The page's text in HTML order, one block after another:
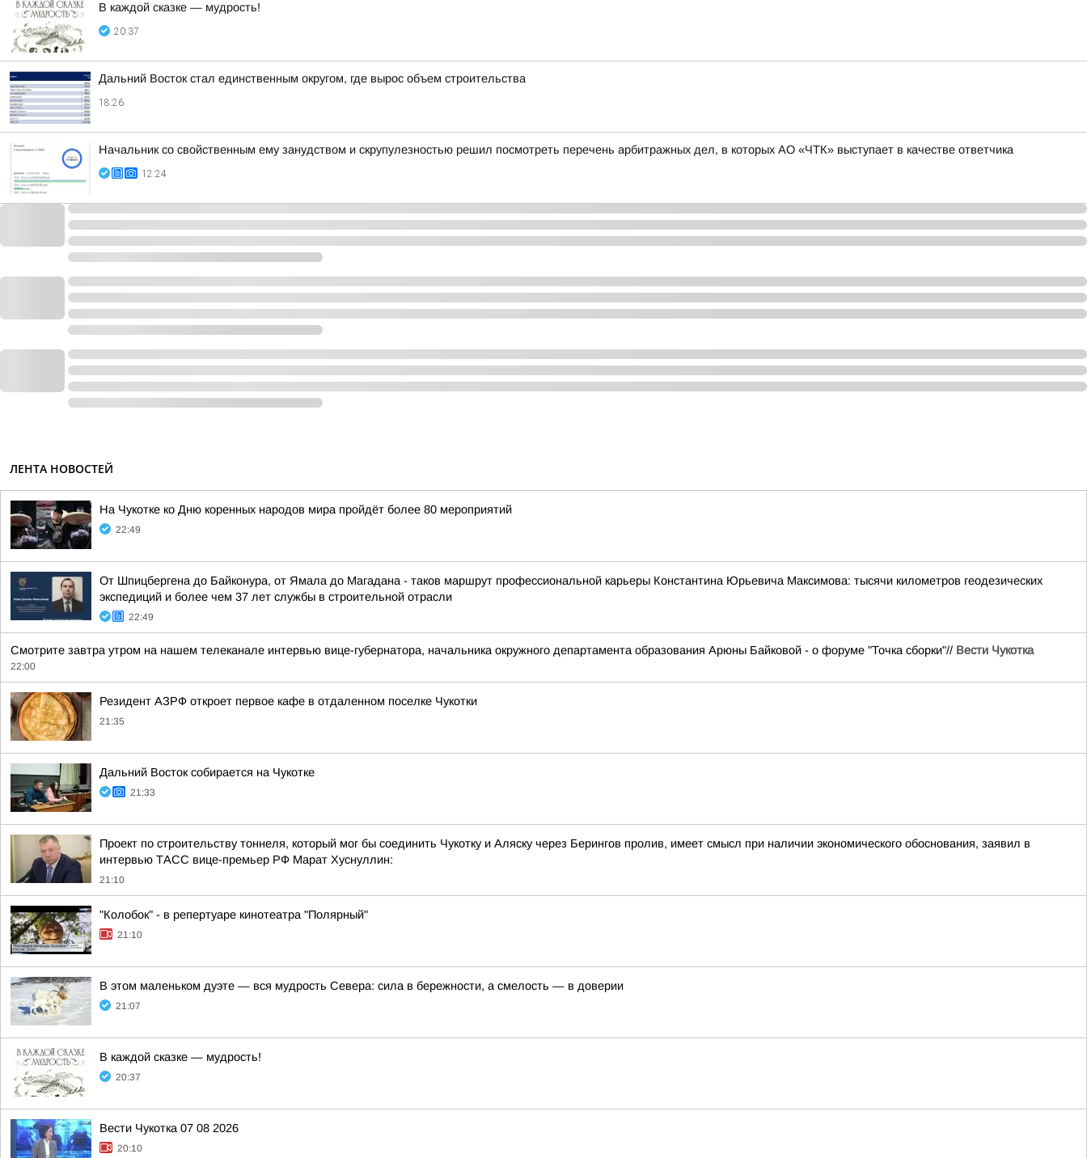
В каждой сказке — мудрость!
20:37
Дальний Восток стал единственным округом, где вырос объем строительства
18:26
Начальник со свойственным ему занудством и скрупулезностью решил посмотреть перечень арбитражных дел, в которых АО «ЧТК» выступает в качестве ответчика
12:24
ЛЕНТА НОВОСТЕЙ
На Чукотке ко Дню коренных народов мира пройдёт более 80 мероприятий
22:49
От Шпицбергена до Байконура, от Ямала до Магадана - таков маршрут профессиональной карьеры Константина Юрьевича Максимова: тысячи километров геодезических
экспедиций и более чем 37 лет службы в строительной отрасли
22:49
Смотрите завтра утром на нашем телеканале интервью вице-губернатора, начальника окружного департамента образования Арюны Байковой - о форуме "Точка сборки"// Вести Чукотка
22:00
Резидент АЗРФ откроет первое кафе в отдаленном поселке Чукотки
21:35
Дальний Восток собирается на Чукотке
21:33
Проект по строительству тоннеля, который мог бы соединить Чукотку и Аляску через Берингов пролив, имеет смысл при наличии экономического обоснования, заявил в
интервью ТАСС вице-премьер РФ Марат Хуснуллин:
21:10
"Колобок" - в репертуаре кинотеатра "Полярный"
21:10
В этом маленьком дуэте — вся мудрость Севера: сила в бережности, а смелость — в доверии
21:07
В каждой сказке — мудрость!
20:37
Вести Чукотка 07 08 2026
20:10